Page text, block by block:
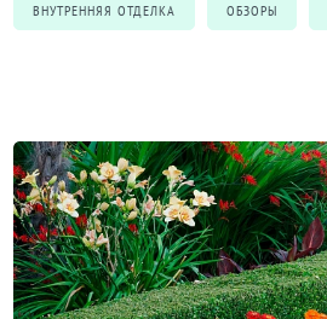
ВНУТРЕННЯЯ ОТДЕЛКА ОБЗОРЫ